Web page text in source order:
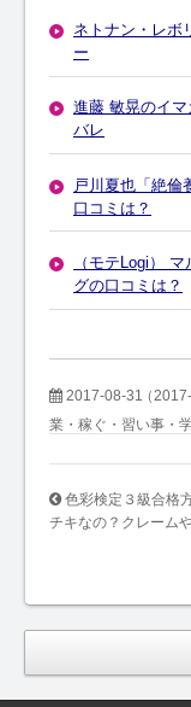
ネトナン・レボ
ー
進藤 敏晃のイ
バレ
戸川夏也「絶
口コミは？
（モテLogi）
グの口コミは？
2017-08-31（
業・稼ぐ・習い事・
色彩検定３級合格
チキなの？クレーム